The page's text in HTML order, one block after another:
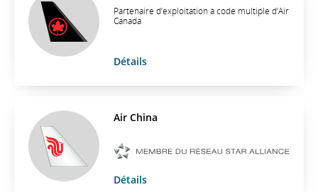
Partenaire d’exploitation à code multiple d’Air
Canada
Détails
Air China
Détails